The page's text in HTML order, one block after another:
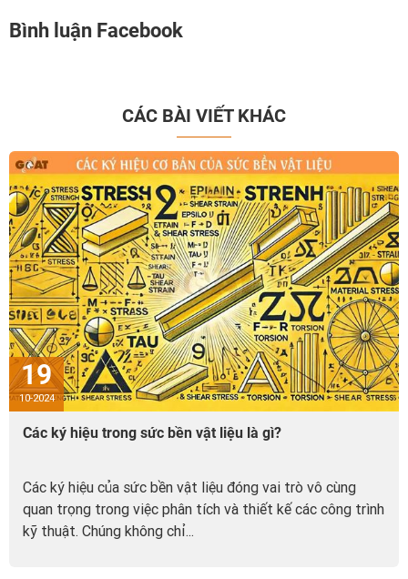
Bình luận Facebook
CÁC BÀI VIẾT KHÁC
19
10-2024
Các ký hiệu trong sức bền vật liệu là gì?
Các ký hiệu của sức bền vật liệu đóng vai trò vô cùng
quan trọng trong việc phân tích và thiết kế các công trình
kỹ thuật. Chúng không chỉ...